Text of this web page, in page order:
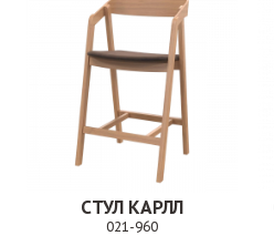
СТУЛ КАРЛЛ
021-960